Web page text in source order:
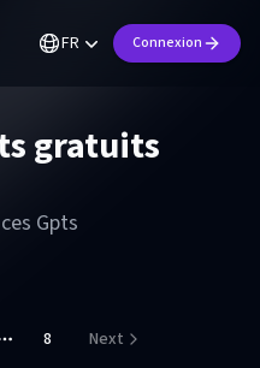
FR Connexion
gratuits
Gpts
More pages
8 Next